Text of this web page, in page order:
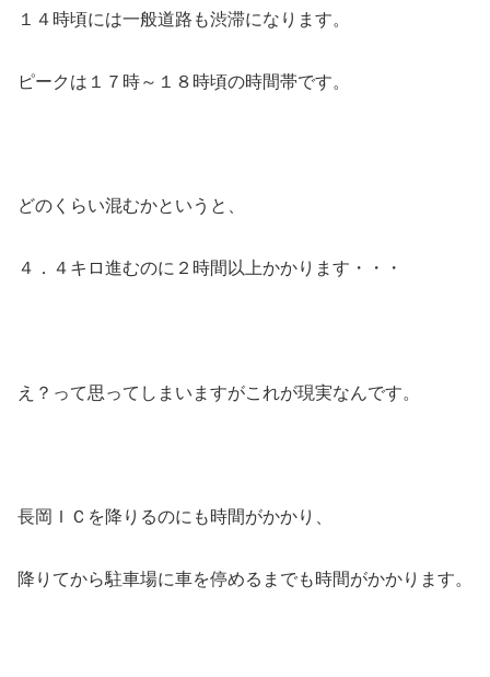
１４時頃には一般道路も渋滞になります。
ピークは１７時～１８時頃の時間帯です。
どのくらい混むかというと、
４．４キロ進むのに２時間以上かかります・・・
え？って思ってしまいますがこれが現実なんです。
長岡ＩＣを降りるのにも時間がかかり、
降りてから駐車場に車を停めるまでも時間がかかります。